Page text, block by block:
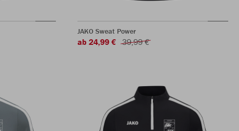
JAKO Sweat Power
ab 24,99 € 39,99 €